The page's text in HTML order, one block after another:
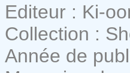
Editeur : Ki-
Collection :
Année de